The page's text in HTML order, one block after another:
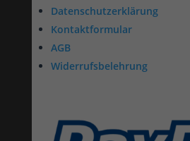
Datenschutzerklärung
Kontaktformular
AGB
Widerrufsbelehrung